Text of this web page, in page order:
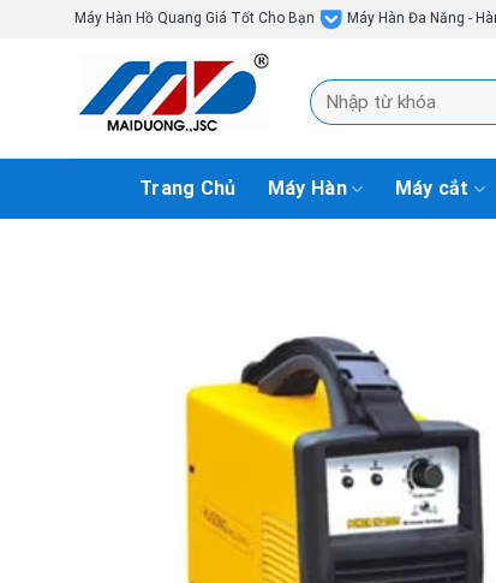
Máy Hàn Hồ Quang Giá Tốt Cho Bạn Máy Hàn Đa Năng -
Tìm
kiếm:
Trang Chủ Máy Hàn Máy cắt